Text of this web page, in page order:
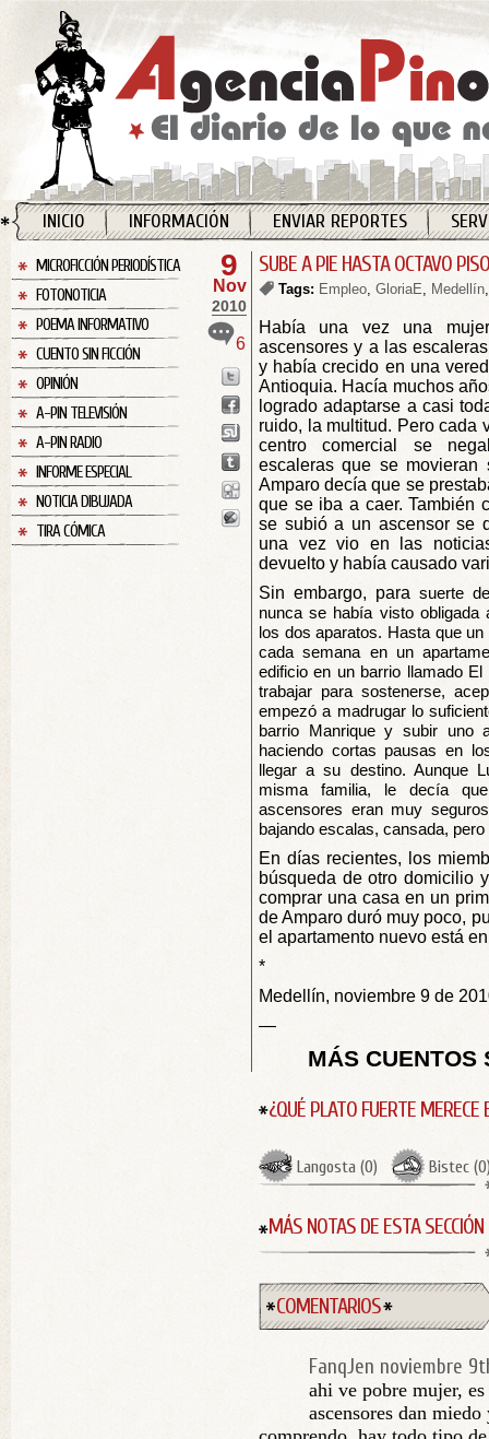
INICIO INFORMACIÓN ENVIAR REPORTES
MICROFICCIÓN PERIODÍSTICA
FOTONOTICIA
POEMA INFORMATIVO
CUENTO SIN FICCIÓN
OPINIÓN
A-PIN TELEVISIÓN
A-PIN RADIO
INFORME ESPECIAL
NOTICIA DIBUJADA
TIRA CÓMICA
9
Nov
2010
6
SUBE A PIE HASTA OCTAVO
Tags: Empleo, GloriaE, Medellín
Había una vez una
ascensores y a las
y había crecido en una
Antioquia. Hacía muchos
logrado adaptarse a casi
ruido, la multitud. Pero cada
centro comercial se
escaleras que se movieran
Amparo decía que se
que se iba a caer. También
se subió a un ascensor se
una vez vio en las
devuelto y había causado
Sin embargo, para suerte
nunca se había visto obligada
los dos aparatos. Hasta que
cada semana en un
edificio en un barrio llamado
trabajar para sostenerse,
empezó a madrugar lo
barrio Manrique y subir uno
haciendo cortas pausas en
llegar a su destino. Aunque
misma familia, le decía
ascensores eran muy
bajando escalas, cansada,
En días recientes, los
búsqueda de otro domicilio
comprar una casa en un
de Amparo duró muy poco,
el apartamento nuevo está
*
Medellín, noviembre 9 de
—
MÁS CUENTOS
¿QUÉ PLATO FUERTE MERECE
Langosta (0) Bistec (0
MÁS NOTAS DE ESTA SECCIÓN
COMENTARIOS
FanqJen noviembre
ahi ve pobre mujer,
ascensores dan